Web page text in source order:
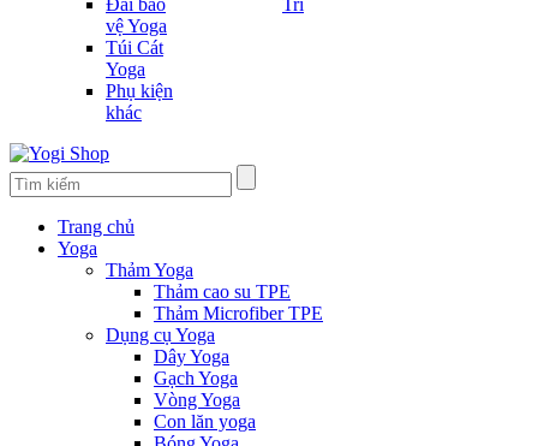
Đai bảo
vệ Yoga
Túi Cát
Yoga
Phụ kiện
khác
Trí
Trang chủ
Yoga
Thảm Yoga
Thảm cao su TPE
Thảm Microfiber TPE
Dụng cụ Yoga
Dây Yoga
Gạch Yoga
Vòng Yoga
Con lăn yoga